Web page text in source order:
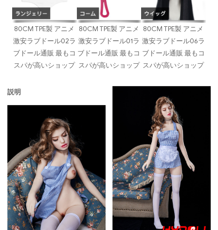
80CM TPE製 アニメ
激安ラブドール02ラ
ブドール通販 最もコ
スパが高いショップ
80CM TPE製 アニメ
激安ラブドール01ラ
ブドール通販 最もコ
スパが高いショップ
80CM TPE製 アニメ
激安ラブドール06ラ
ブドール通販 最もコ
スパが高いショップ
説明